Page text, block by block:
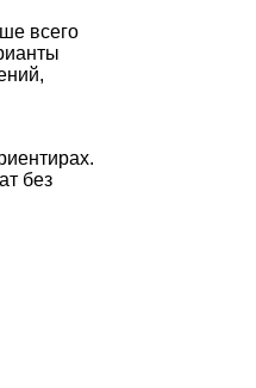
всего
без